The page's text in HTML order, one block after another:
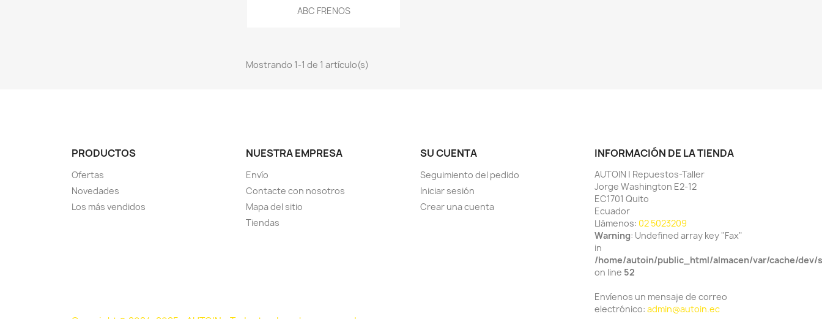
Vista rápida
ABC FRENOS
Mostrando 1-1 de 1 artículo(s)
PRODUCTOS
Ofertas
Novedades
Los más vendidos
NUESTRA EMPRESA
Envío
Contacte con nosotros
Mapa del sitio
Tiendas
SU CUENTA
Seguimiento del pedido
Iniciar sesión
Crear una cuenta
INFORMACIÓN DE LA TIENDA
AUTOIN | Repuestos-Taller
Jorge Washington E2-12
EC1701 Quito
Ecuador
Llámenos: 02 5023209
Warning: Undefined array key "Fax"
in
/home/autoin/public_html/almacen/var/cache/
on line 52
Envíenos un mensaje de correo
electrónico: admin@autoin.ec